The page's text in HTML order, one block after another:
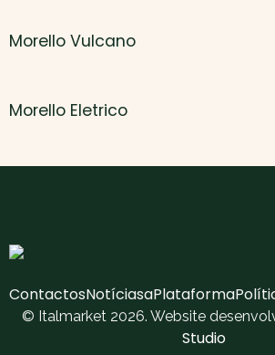
Morello Vulcano
Morello Eletrico
ContactosNotíciasaPlataforma
© Italmarket 2026. Website
Studio